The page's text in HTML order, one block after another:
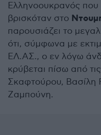
Ελληνοουκρανός που
βρισκόταν στο
παρουσιάζει το
ότι, σύμφωνα με
ΕΛ.ΑΣ., ο εν λόγω
κρύβεται πίσω από τις
Σκαφτούρου, Βασίλη
Ζαμπούνη.